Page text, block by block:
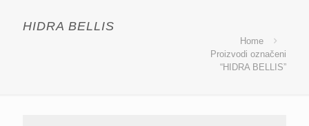
HIDRA BELLIS
Home
Proizvodi označeni
“HIDRA BELLIS”